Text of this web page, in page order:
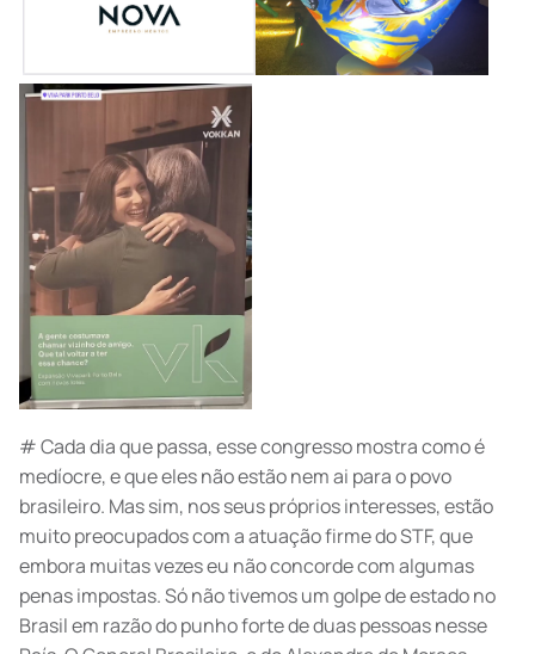
# Cada dia que passa, esse congresso mostra como é
medíocre, e que eles não estão nem ai para o povo
brasileiro. Mas sim, nos seus próprios interesses, estão
muito preocupados com a atuação firme do STF, que
embora muitas vezes eu não concorde com algumas
penas impostas. Só não tivemos um golpe de estado no
Brasil em razão do punho forte de duas pessoas nesse